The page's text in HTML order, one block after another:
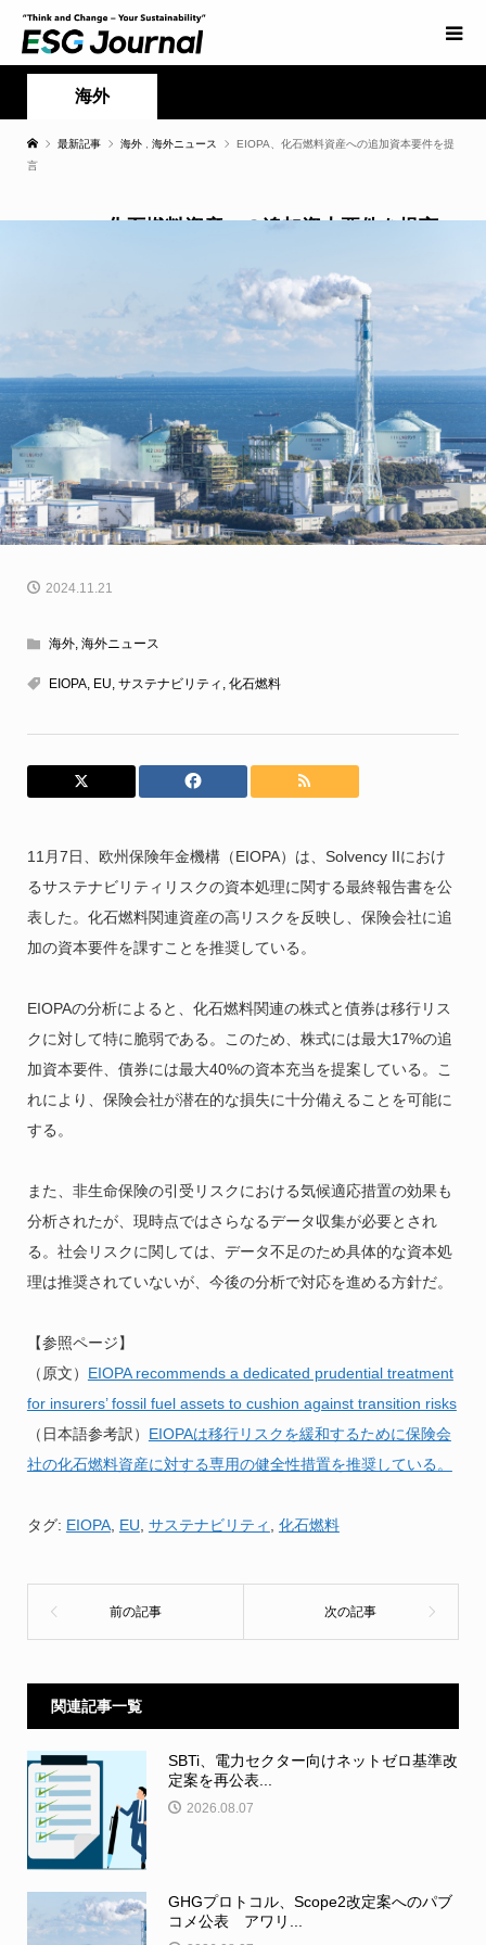
海外
最新記事 海外 海外ニュース
EIOPA、化石燃料資産への追加資本要件を提
言
EIOPA、化石燃料資産への追加資本要件を提言
2024.11.21
海外, 海外ニュース
EIOPA, EU サステナビリティ 化石燃料
11月7日、欧州保険年金機構（EIOPA）は、Solvency IIにおけ
るサステナビリティリスクの資本処理に関する最終報告書を公
表した。化石燃料関連資産の高リスクを反映し、保険会社に追
加の資本要件を課すことを推奨している。
EIOPAの分析によると、化石燃料関連の株式と債券は移行リス
クに対して特に脆弱である。このため、株式には最大17%の追
加資本要件、債券には最大40%の資本充当を提案している。こ
れにより、保険会社が潜在的な損失に十分備えることを可能に
する。
また、非生命保険の引受リスクにおける気候適応措置の効果も
分析されたが、現時点ではさらなるデータ収集が必要とされ
る。社会リスクに関しては、データ不足のため具体的な資本処
理は推奨されていないが、今後の分析で対応を進める方針だ。
【参照ページ】
（原文） EIOPA recommends a dedicated prudential treatment
for insurers’ fossil fuel assets to cushion against transition risks
（日本語参考訳） EIOPAは移行リスクを緩和するために保険会
社の化石燃料資産に対する専用の健全性措置を推奨している。
タグ: EIOPA, EU サステナビリティ 化石燃料
関連記事一覧
SBTi、電力セクター向けネットゼロ基準改
定案を再公表...
2026.08.07
GHGプロトコル、Scope2改定案へのパブ
コメ公表 アワリ...